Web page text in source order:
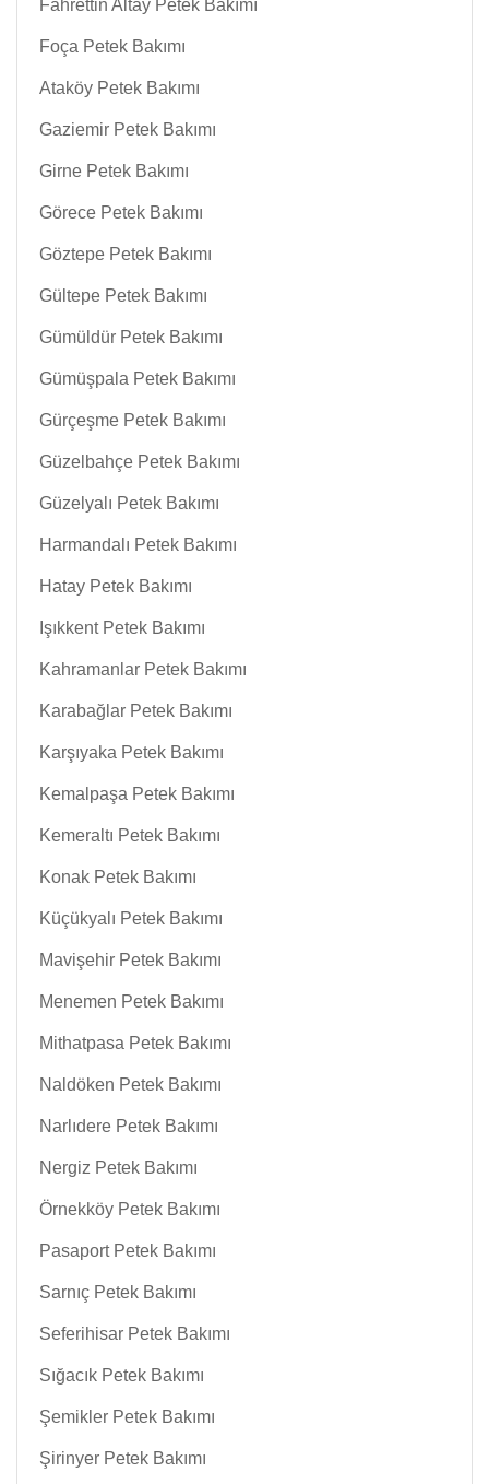
Fahrettin Altay Petek Bakımı
Foça Petek Bakımı
Ataköy Petek Bakımı
Gaziemir Petek Bakımı
Girne Petek Bakımı
Görece Petek Bakımı
Göztepe Petek Bakımı
Gültepe Petek Bakımı
Gümüldür Petek Bakımı
Gümüşpala Petek Bakımı
Gürçeşme Petek Bakımı
Güzelbahçe Petek Bakımı
Güzelyalı Petek Bakımı
Harmandalı Petek Bakımı
Hatay Petek Bakımı
Işıkkent Petek Bakımı
Kahramanlar Petek Bakımı
Karabağlar Petek Bakımı
Karşıyaka Petek Bakımı
Kemalpaşa Petek Bakımı
Kemeraltı Petek Bakımı
Konak Petek Bakımı
Küçükyalı Petek Bakımı
Mavişehir Petek Bakımı
Menemen Petek Bakımı
Mithatpasa Petek Bakımı
Naldöken Petek Bakımı
Narlıdere Petek Bakımı
Nergiz Petek Bakımı
Örnekköy Petek Bakımı
Pasaport Petek Bakımı
Sarnıç Petek Bakımı
Seferihisar Petek Bakımı
Sığacık Petek Bakımı
Şemikler Petek Bakımı
Şirinyer Petek Bakımı